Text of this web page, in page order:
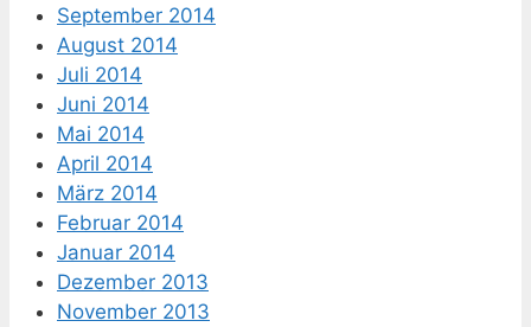
September 2014
August 2014
Juli 2014
Juni 2014
Mai 2014
April 2014
März 2014
Februar 2014
Januar 2014
Dezember 2013
November 2013